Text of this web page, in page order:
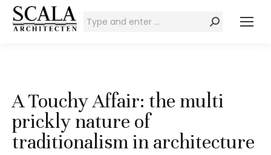
Zoeken:
A Touchy Affair: the multi
prickly nature of
traditionalism in architecture